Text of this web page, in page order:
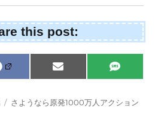
this post:
Share
on
F
a
e
Share
on
E
m
i
l
Share
on
S
M
Tags
さようなら原発1000万人アクション